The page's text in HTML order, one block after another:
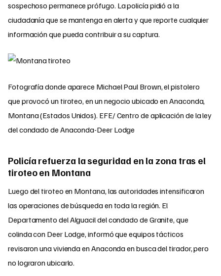
sospechoso permanece prófugo. La policía pidió a la
ciudadanía que se mantenga en alerta y que reporte cualquier
información que pueda contribuir a su captura.
Fotografía donde aparece Michael Paul Brown, el pistolero
que provocó un tiroteo, en un negocio ubicado en Anaconda,
Montana (Estados Unidos). EFE/ Centro de aplicación de la ley
del condado de Anaconda-Deer Lodge
Policía refuerza la seguridad en la zona tras el
tiroteo en Montana
Luego del tiroteo en Montana, las autoridades intensificaron
las operaciones de búsqueda en toda la región. El
Departamento del Alguacil del condado de Granite, que
colinda con Deer Lodge, informó que equipos tácticos
revisaron una vivienda en Anaconda en busca del tirador, pero
no lograron ubicarlo.